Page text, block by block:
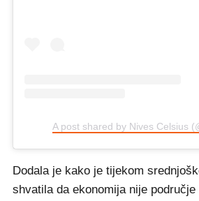
A post shared by Nives Celsius
Dodala je kako je tijekom
shvatila da ekonomija nije